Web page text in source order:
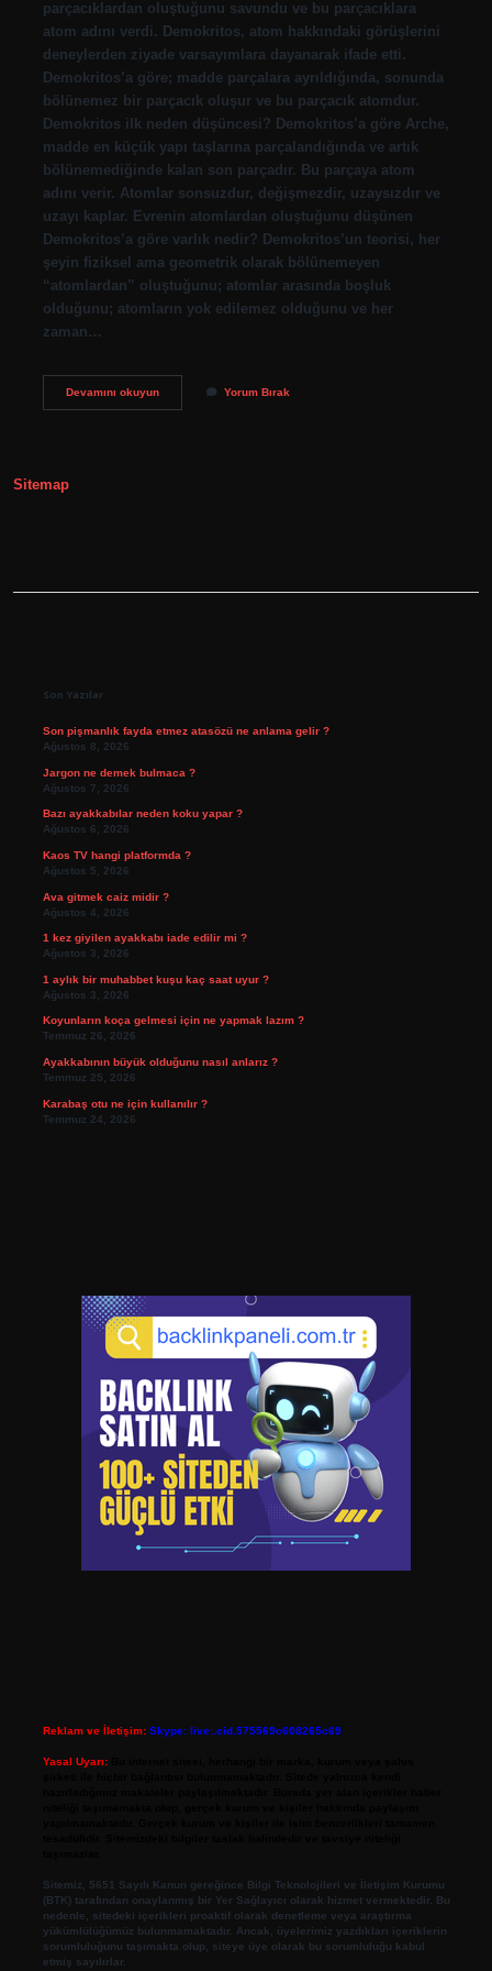
parçacıklardan oluştuğunu savundu ve bu parçacıklara
atom adını verdi. Demokritos, atom hakkındaki görüşlerini
deneylerden ziyade varsayımlara dayanarak ifade etti.
Demokritos’a göre; madde parçalara ayrıldığında, sonunda
bölünemez bir parçacık oluşur ve bu parçacık atomdur.
Demokritos ilk neden düşüncesi? Demokritos’a göre Arche,
madde en küçük yapı taşlarına parçalandığında ve artık
bölünemediğinde kalan son parçadır. Bu parçaya atom
adını verir. Atomlar sonsuzdur, değişmezdir, uzaysızdır ve
uzayı kaplar. Evrenin atomlardan oluştuğunu düşünen
Demokritos’a göre varlık nedir? Demokritos’un teorisi, her
şeyin fiziksel ama geometrik olarak bölünemeyen
“atomlardan” oluştuğunu; atomlar arasında boşluk
olduğunu; atomların yok edilemez olduğunu ve her
zaman…
Devamını okuyunDemokritos
Yorum Bırak
Sitemap
Son Yazılar
Son pişmanlık fayda etmez atasözü ne anlama gelir ?
Ağustos 8, 2026
Jargon ne demek bulmaca ?
Ağustos 7, 2026
Bazı ayakkabılar neden koku yapar ?
Ağustos 6, 2026
Kaos TV hangi platformda ?
Ağustos 5, 2026
Ava gitmek caiz midir ?
Ağustos 4, 2026
1 kez giyilen ayakkabı iade edilir mi ?
Ağustos 3, 2026
1 aylık bir muhabbet kuşu kaç saat uyur ?
Ağustos 3, 2026
Koyunların koça gelmesi için ne yapmak lazım ?
Temmuz 26, 2026
Ayakkabının büyük olduğunu nasıl anlarız ?
Temmuz 25, 2026
Karabaş otu ne için kullanılır ?
Temmuz 24, 2026
Reklam ve İletişim: Skype: live:.cid.575569c608265c69
Yasal Uyarı:
Sitemiz, 5651 Sayılı Kanun gereğince Bilgi Teknolojileri ve İletişim Kurumu
(BTK) tarafından onaylanmış bir Yer Sağlayıcı olarak hizmet vermektedir. Bu
nedenle, sitedeki içerikleri proaktif olarak denetleme veya araştırma
yükümlülüğümüz bulunmamaktadır. Ancak, üyelerimiz yazdıkları içeriklerin
sorumluluğunu taşımakta olup, siteye üye olarak bu sorumluluğu kabul
etmiş sayılırlar.